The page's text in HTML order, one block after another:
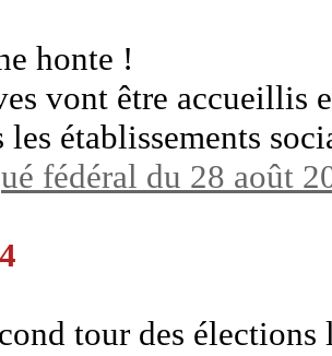
honte !
vont être accueillis
les établissements
fédéral du 28 août
tour des